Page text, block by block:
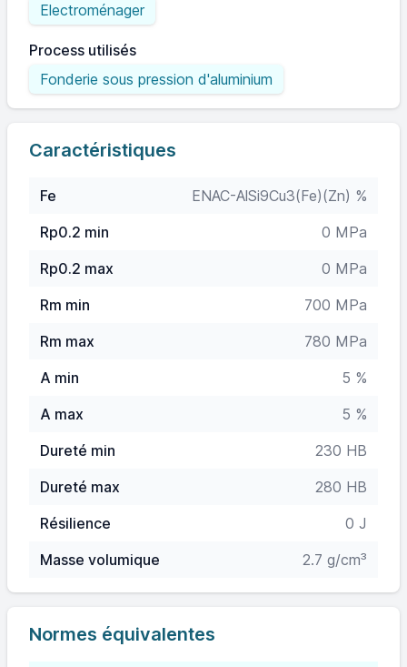
Electroménager
Process utilisés
Fonderie sous pression d'aluminium
Caractéristiques
Fe
ENAC-AlSi9Cu3(Fe)(Zn) %
Rp0.2 min
0 MPa
Rp0.2 max
0 MPa
Rm min
700 MPa
Rm max
780 MPa
A min
5 %
A max
5 %
Dureté min
230 HB
Dureté max
280 HB
Résilience
0 J
Masse volumique
2.7 g/cm³
Normes équivalentes